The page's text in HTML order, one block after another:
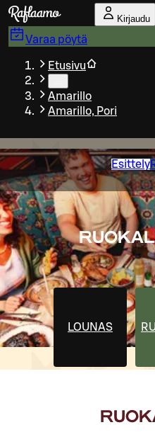
Siirry pääsisältöön
Kirjaudu
Varaa pöytä
Etusivu
Amarillo
Amarillo, Pori
Esittely
LOUNAS